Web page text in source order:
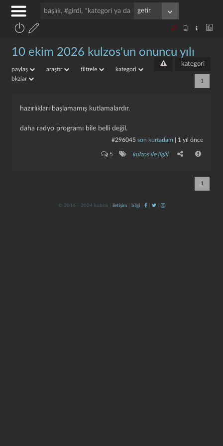
10 ekim 2026 kulzos'un onuncu yılı
kategori
paylaş araştır filtrele
kategori
bkzlar
1
hazırlıkları başlamamış kutlamalardır.
daha radyo programı bile belli değil.
#296045 son kurtadam 1 yıl önce
5 kulzos ile ilgili
1
© 2016 - 2024 kulzos | iletişim| bilgi| | |